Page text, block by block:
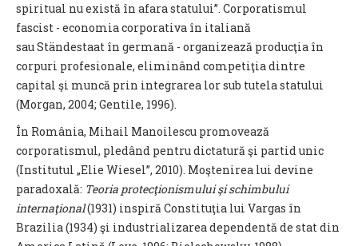
spiritual nu există în afara statului”. Corporatismul
fascist - economia corporativa în italiană
sau Ständestaat în germană - organizează producţia în
corpuri profesionale, eliminând competiţia dintre
capital şi muncă prin integrarea lor sub tutela statului
(Morgan, 2004; Gentile, 1996).
În România, Mihail Manoilescu promovează
corporatismul, pledând pentru dictatură şi partid unic
(Institutul „Elie Wiesel”, 2010). Moştenirea lui devine
paradoxală: Teoria protecţionismului şi schimbului
internaţional(1931) inspiră Constituţia lui Vargas în
Brazilia (1934) şi industrializarea dependentă de stat din